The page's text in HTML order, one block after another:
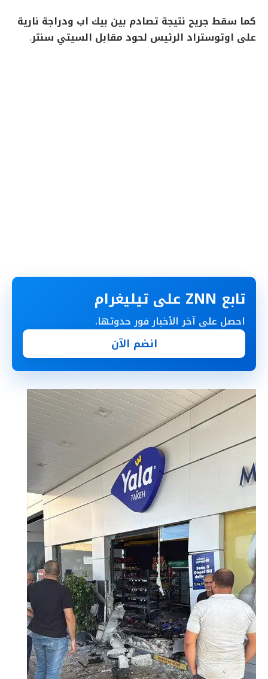
كما سقط جريح نتيجة تصادم بين بيك اب ودراجة نارية
على اوتوستراد الرئيس لحود مقابل السيتي سنتر.
تابع ZNN على تيليغرام
احصل على آخر الأخبار فور حدوثها.
انضم الآن